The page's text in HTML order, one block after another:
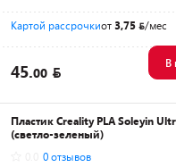
Картой рассрочкиот3,75 /мес
45.00
В
Пластик Creality PLA Soleyin
(светло-зеленый)
0 отзывов